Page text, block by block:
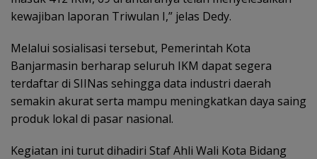
kewajiban laporan Triwulan I,” jelas Dedy.
Melalui sosialisasi tersebut, Pemerintah Kota
Banjarmasin berharap seluruh IKM dapat segera
terdaftar di SIINas sehingga data industri daerah
semakin akurat serta mampu meningkatkan daya saing
produk lokal di pasar nasional.
Kegiatan ini turut dihadiri Staf Ahli Wali Kota Bidang